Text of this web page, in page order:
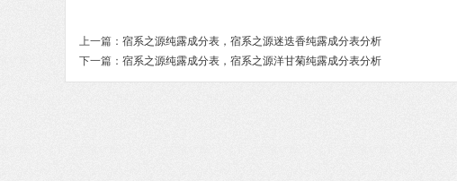
上一篇： 宿系之源纯露成分表，宿系之源迷迭香纯露成分表分析
下一篇： 宿系之源纯露成分表，宿系之源洋甘菊纯露成分表分析